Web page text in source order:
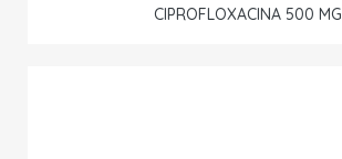
CIPROFLOXACINA 500 MG